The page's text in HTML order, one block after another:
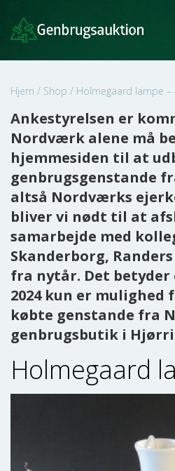
Hjem / Shop / Holmegaard lampe –
Ankestyrelsen er
Nordværk alene må
hjemmesiden til at
genbrugsgenstande
altså Nordværks
bliver vi nødt til at
samarbejde med
Skanderborg,
fra nytår. Det betyder
2024 kun er
købte genstande fra
genbrugsbutik i
Holmegaard